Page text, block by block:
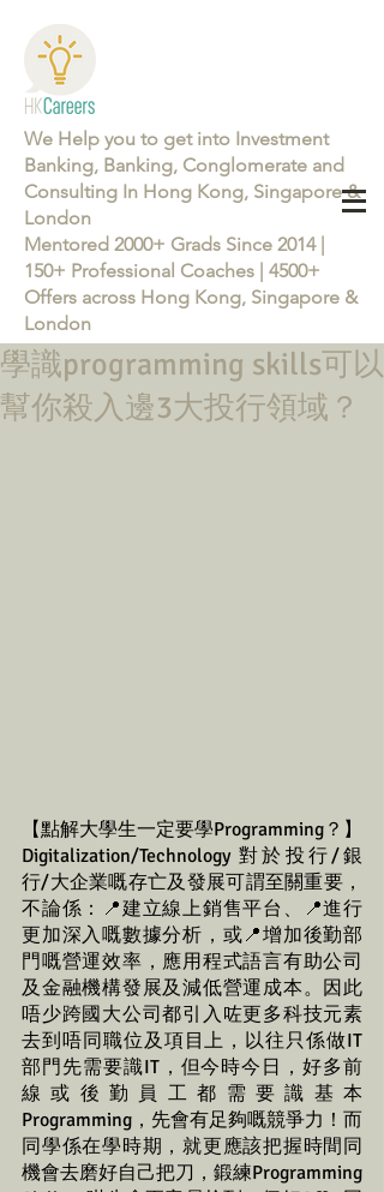
We Help you to get into Investment
Banking, Banking, Conglomerate and
Consulting In Hong Kong, Singapore &
London
Mentored 2000+ Grads Since 2014 |
150+ Professional Coaches | 4500+
Offers across Hong Kong, Singapore &
London
Learn more about the Career Training Program 26/27
學識programming skills可以
幫你殺入邊3大投行領域？
【點解大學生一定要學Programming？】
Digitalization/Technology 對於投行/銀
行/大企業嘅存亡及發展可謂至關重要，
不論係：📍建立線上銷售平台、📍進行
更加深入嘅數據分析，或📍增加後勤部
門嘅營運效率，應用程式語言有助公司
及金融機構發展及減低營運成本。因此
唔少跨國大公司都引入咗更多科技元素
去到唔同職位及項目上，以往只係做IT
部門先需要識IT，但今時今日，好多前
線或後勤員工都需要識基本
Programming，先會有足夠嘅競爭力！而
同學係在學時期，就更應該把握時間同
機會去磨好自己把刀，鍛練Programming